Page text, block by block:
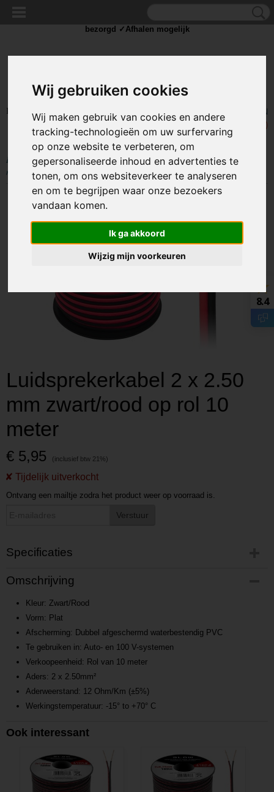
Wij gebruiken cookies
Wij maken gebruik van cookies en andere
tracking-technologieën om uw surfervaring
op onze website te verbeteren, om
gepersonaliseerde inhoud en advertenties te
tonen, om ons websiteverkeer te analyseren
en om te begrijpen waar onze bezoekers
vandaan komen.
Ik ga akkoord
Wijzig mijn voorkeuren
Inloggen Registreren
UW WINKELWAGEN
(0)
Home >BEDRADING>Luidsprekerkabel> Luidsprekerkabel 2 x 2.50
mm zwart/rood op rol 10 meter
Luidsprekerkabel 2 x 2.50
mm zwart/rood op rol 10
meter
€ 5,95
Ontvang een mailtje zodra het product weer op voorraad is.
Verstuur
Specificaties
Productcode
P201610271351
Productcode leverancier
L201610271351
Omschrijving
Kleur: Zwart/Rood
Vorm: Plat
Afscherming: Dubbel afgeschermd waterbestendig PVC
Te gebruiken in: Auto- en 100 V-systemen
Verkoopeenheid: Rol van 10 meter
Aders: 2 x 2.50mm²
Aderweerstand: 12 Ohm/Km (±5%)
Werkingstemperatuur: -15° to +70° C
Ook interessant
bezorgd ✓Afhalen mogelijk
8.4